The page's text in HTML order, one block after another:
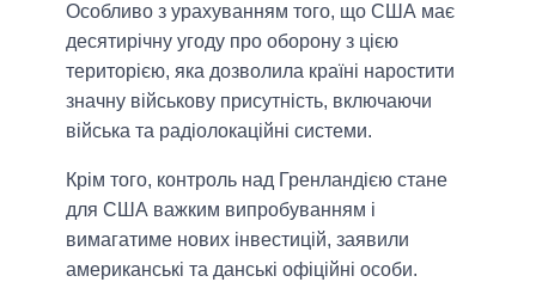
Особливо з урахуванням того, що США має
десятирічну угоду про оборону з цією
територією, яка дозволила країні наростити
значну військову присутність, включаючи
війська та радіолокаційні системи.
Крім того, контроль над Гренландією стане
для США важким випробуванням і
вимагатиме нових інвестицій, заявили
американські та данські офіційні особи.